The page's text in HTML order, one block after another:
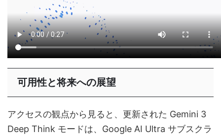
可用性と将来への展望
アクセスの観点から見ると、更新された Gemini 3
Deep Think モードは、Google AI Ultra サブスクラ